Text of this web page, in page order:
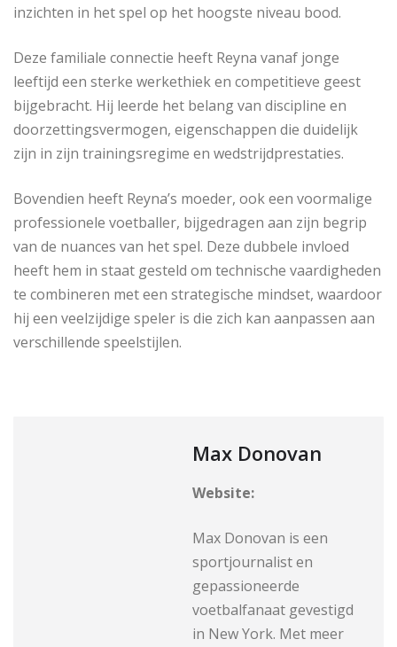
inzichten in het spel op het hoogste niveau bood.
Deze familiale connectie heeft Reyna vanaf jonge
leeftijd een sterke werkethiek en competitieve geest
bijgebracht. Hij leerde het belang van discipline en
doorzettingsvermogen, eigenschappen die duidelijk
zijn in zijn trainingsregime en wedstrijdprestaties.
Bovendien heeft Reyna’s moeder, ook een voormalige
professionele voetballer, bijgedragen aan zijn begrip
van de nuances van het spel. Deze dubbele invloed
heeft hem in staat gesteld om technische vaardigheden
te combineren met een strategische mindset, waardoor
hij een veelzijdige speler is die zich kan aanpassen aan
verschillende speelstijlen.
Max Donovan
Website:
Max Donovan is een
sportjournalist en
gepassioneerde
voetbalfanaat gevestigd
in New York. Met meer